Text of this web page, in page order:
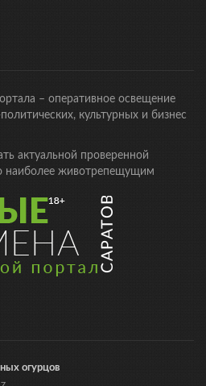
– оперативное освещение
культурных и бизнес
актуальной проверенной
наиболее животрепещущим
огурцов